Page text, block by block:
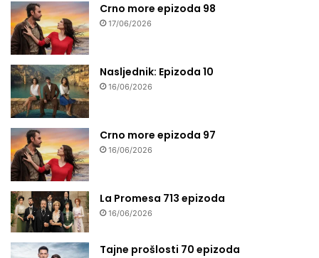
Crno more epizoda 98
17/06/2026
Nasljednik: Epizoda 10
16/06/2026
Crno more epizoda 97
16/06/2026
La Promesa 713 epizoda
16/06/2026
Tajne prošlosti 70 epizoda